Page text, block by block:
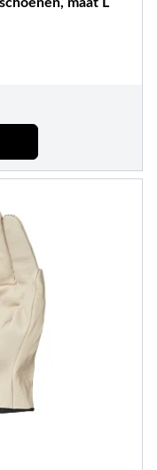
maat L